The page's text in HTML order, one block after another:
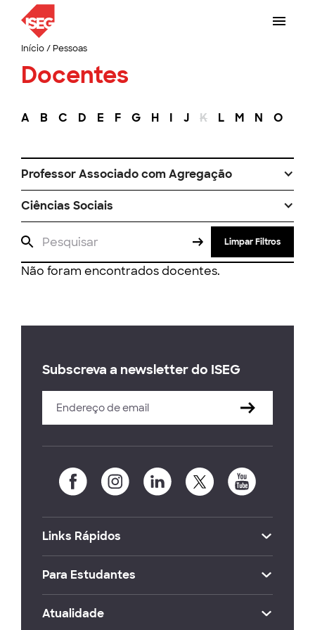
Início/ Pessoas
Docentes
A B C D E F G H I J K L M N O
Professor Associado com Agregação
Ciências Sociais
Limpar Filtros
Não foram encontrados docentes.
Subscreva a newsletter do ISEG
Links Rápidos
Para Estudantes
Atualidade